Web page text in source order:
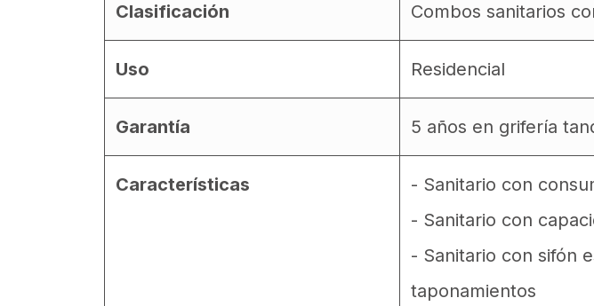
Clasificación Combos sanitarios
Uso Residencial
Garantía 5 años en grifería
Características
- Sanitario con
- Sanitario con
- Sanitario con sifón
taponamientos